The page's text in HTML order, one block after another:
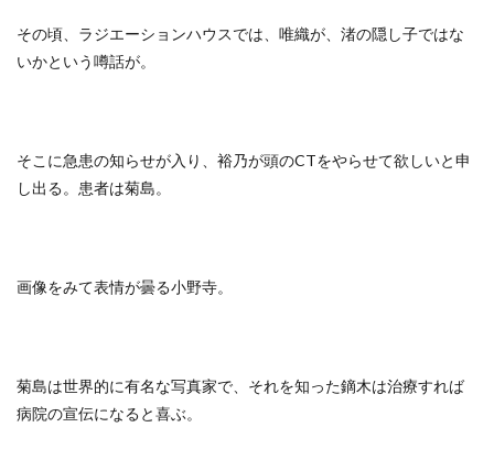
その頃、ラジエーションハウスでは、唯織が、渚の隠し子ではな
いかという噂話が。
そこに急患の知らせが入り、裕乃が頭のCTをやらせて欲しいと申
し出る。患者は菊島。
画像をみて表情が曇る小野寺。
菊島は世界的に有名な写真家で、それを知った鏑木は治療すれば
病院の宣伝になると喜ぶ。